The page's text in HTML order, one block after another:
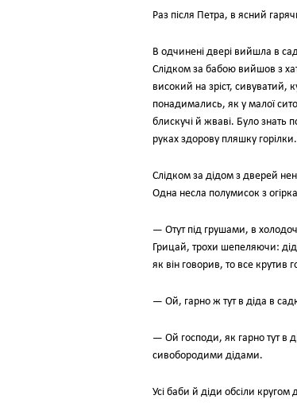
Раз після Петра, в ясний
В одчинені двері вийшла в
Слідком за бабою вийшов з
високий на зріст,
понадимались, як у малої
блискучі й жваві. Було знать
руках здорову пляшку
Слідком за дідом з дверей
Одна несла полумисок з
— Отут під грушами, в
Грицай, трохи шепеляючи:
як він говорив, то все крутив
— Ой, гарно ж тут в діда в
— Ой господи, як гарно тут в
сивобородими дідами.
Усі баби й діди обсіли